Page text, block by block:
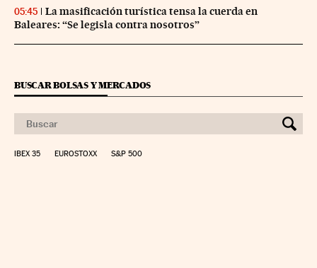
05:45
La masificación turística tensa la cuerda en
Baleares: “Se legisla contra nosotros”
BUSCAR BOLSAS Y MERCADOS
IBEX 35 EUROSTOXX S&P 500